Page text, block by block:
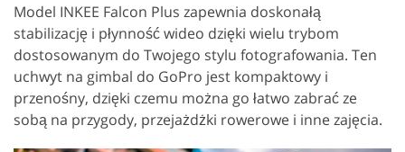
Model INKEE Falcon Plus zapewnia doskonałą
stabilizację i płynność wideo dzięki wielu trybom
dostosowanym do Twojego stylu fotografowania. Ten
uchwyt na gimbal do GoPro jest kompaktowy i
przenośny, dzięki czemu można go łatwo zabrać ze
sobą na przygody, przejażdżki rowerowe i inne zajęcia.